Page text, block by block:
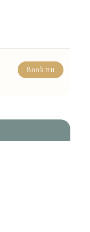
Book nu